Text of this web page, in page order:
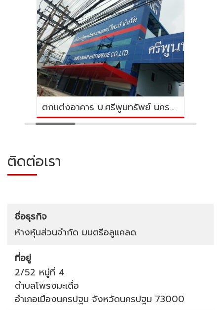
ตกแต่งอาคาร บ.ศรีพูนทรัพย์ นครปฐม
ติดต่อเรา
ชื่อธุรกิจ
ห้างหุ้นส่วนจำกัด มนตรีอลูแคลด
ที่อยู่
2/52 หมู่ที่ 4
ตำบลโพรงมะเดื่อ
อำเภอเมืองนครปฐม จังหวัดนครปฐม 73000